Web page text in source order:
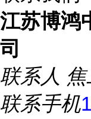
江苏博鸿
司
联系人
联系手机